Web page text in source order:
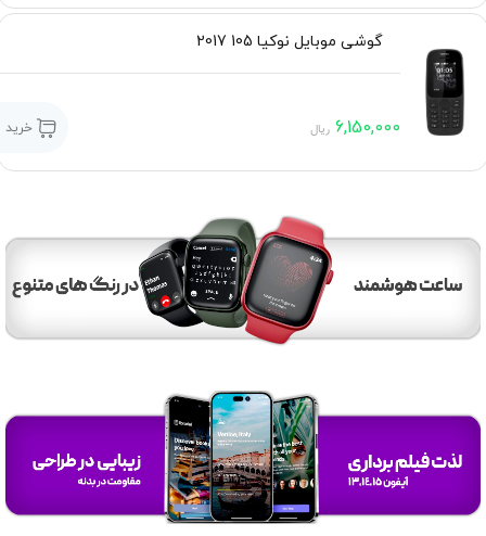
گوشی موبایل نوکیا 105 2017
6,150,000 ریال خرید